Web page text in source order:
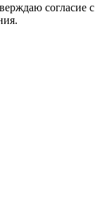
согласие с